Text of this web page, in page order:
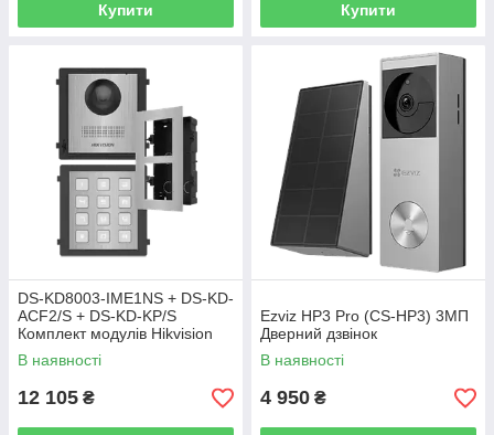
Купити Купити
DS-KD8003-IME1NS + DS-KD-
ACF2/S + DS-KD-KP/S
Комплект модулів Hikvision
В наявності
12 105 ₴
Ezviz HP3 Pro (CS-HP3) 3МП
Дверний дзвінок
В наявності
4 950 ₴